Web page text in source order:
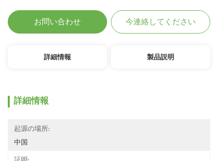
お問い合わせ 今連絡してください
詳細情報 製品説明
詳細情報
起源の場所:
中国